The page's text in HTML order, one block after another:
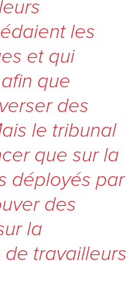
les
et qui
que
des
le tribunal
que sur la
déployés par
des
la
travailleurs